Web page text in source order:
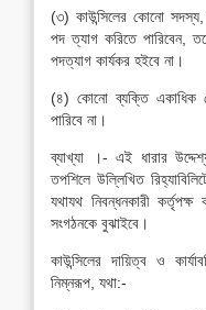
(৩) কাউন্সিলের কোনো
পদ ত্যাগ করিতে পারিবেন,
পদত্যাগ কার্যকর হইবে না।
(৪) কোনো ব্যক্তি একাধিক
পারিবে না।
ব্যাখ্যা ।- এই ধারার
তপশিলে উল্লিখিত
যথাযথ নিবন্ধনকারী কর্তৃপক্ষ
সংগঠনকে বুঝাইবে।
কাউন্সিলের দায়িত্ব ও
নিম্নরূপ, যথা:-